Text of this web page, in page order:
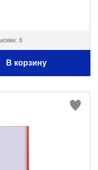
6
В корзину